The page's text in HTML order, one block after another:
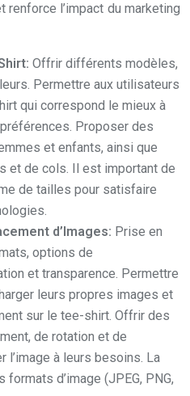
l’impact du marketing
Offrir différents modèles,
Permettre aux utilisateurs
qui correspond le mieux à
Proposer des
et enfants, ainsi que
et de cols. Il est important de
de tailles pour satisfaire
d’Images: Prise en
options de
et transparence. Permettre
leurs propres images et
sur le tee-shirt. Offrir des
de rotation et de
l’image à leurs besoins. La
d’image (JPEG, PNG,